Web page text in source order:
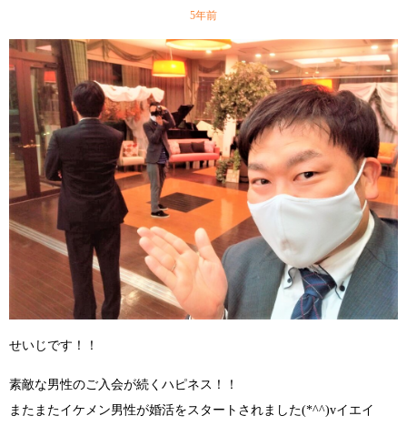
5年前
せいじです！！
素敵な男性のご入会が続くハピネス！！
またまたイケメン男性が婚活をスタートされました(*^^)vイエイ